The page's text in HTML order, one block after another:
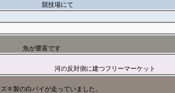
競技場にて
魚が豊富です
河の反対側に建つフリーマーケット
ズキ製の白バイが走っていました。